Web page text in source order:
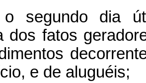
segundo dia
dos fatos
e de aluguéis;